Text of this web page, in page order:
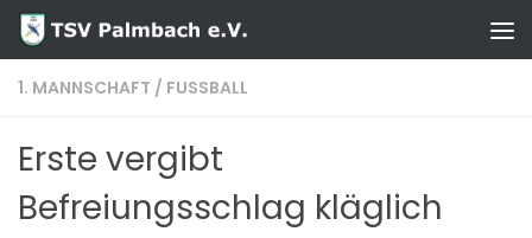
Zum Inhalt springen
1. MANNSCHAFT / FUSSBALL
Erste vergibt
Befreiungsschlag kläglich